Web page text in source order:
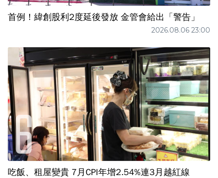
首例！緯創股利2度延後發放 金管會給出「警告」
2026.08.06 23:00
吃飯、租屋變貴 7月CPI年增2.54%連3月越紅線